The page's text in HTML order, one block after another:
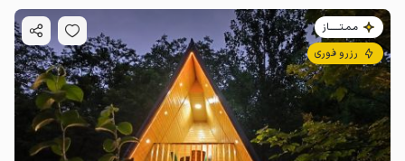
مـمـتــــــاز
رزرو فوری